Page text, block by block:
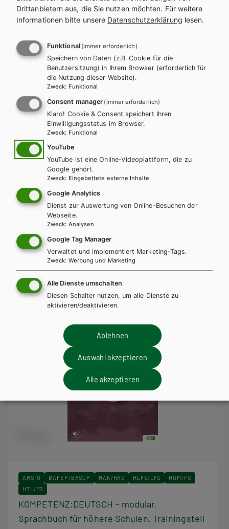
AHS-O BAFEP/BASOP HAK/HAS HLFS/LFS
HUM/FS
KOMPETENZ:DEUTSCH – modular.
Sprachbuch für höhere Schulen. Trainingsteil
Trainingsteil + E-Book
Trainingsteil E-Book Solo
Trainingsteil mit E-BOOK+
Trainingsteil E-BOOK+ Solo
TT Lehrer/innenausgabe
AHS-O BAFEP/BASOP HAK/HAS HLFS/LFS
HUM/FS
HTL/FS
KOMPETENZ:DEUTSCH – modular.
Sprachbuch für höhere Schulen. Trainingsteil
Drittanbietern aus, die Sie nutzen möchten. Für weitere
Informationen bitte unsere Datenschutzerklärung lesen.
Funktional (immer erforderlich)
Speichern von Daten (z.B. Cookie für die
Benutzersitzung) in Ihrem Browser (erforderlich für
die Nutzung dieser Website).
Zweck: Funktional
Consent manager (immer erforderlich)
Klaro! Cookie & Consent speichert Ihren
Einwilligungsstatus im Browser.
Zweck: Funktional
YouTube
YouTube ist eine Online-Videoplattform, die zu
Google gehört.
Zweck: Eingebettete externe Inhalte
Google Analytics
Dienst zur Auswertung von Online-Besuchen der
Webseite.
Zweck: Analysen
Google Tag Manager
Verwaltet und implementiert Marketing-Tags.
Zweck: Werbung und Marketing
Alle Dienste umschalten
Diesen Schalter nutzen, um alle Dienste zu
aktivieren/deaktivieren.
Ablehnen
Auswahl akzeptieren
Alle akzeptieren